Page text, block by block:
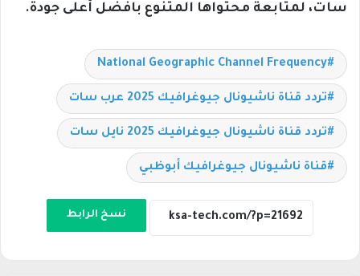
سات، لمتابعة محتواها المتنوع بافضل أعلى جودة.
National Geographic Channel Frequency
تردد قناة ناشيونال جيوغرافيك 2025 عرب سات
تردد قناة ناشيونال جيوغرافيك 2025 نايل سات
قناة ناشيونال جيوغرافيك أبوظبي
نسخ الرابط